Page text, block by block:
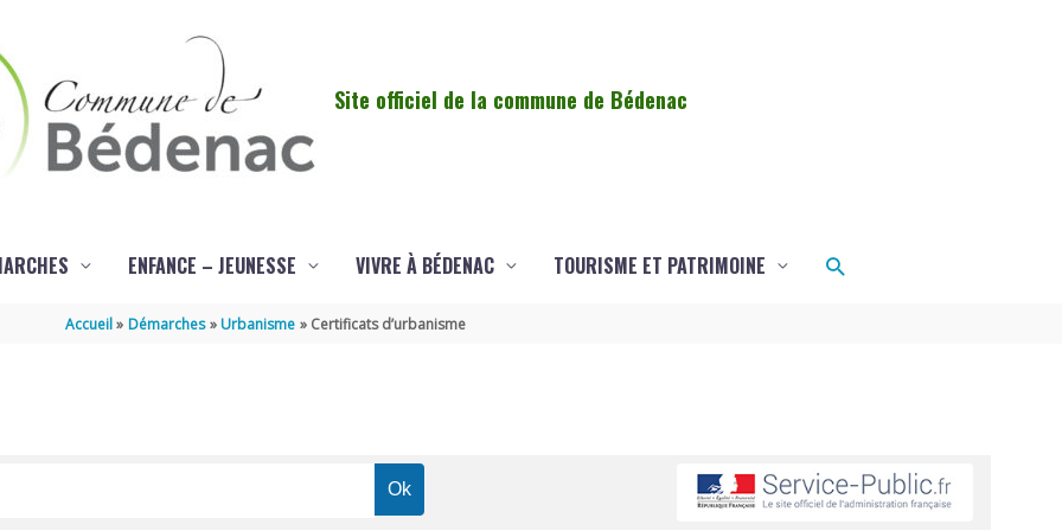
Site officiel de la commune de Bédenac
ENFANCE – JEUNESSE VIVRE À BÉDENAC TOURISME ET PATRIMOINE Rechercher
Accueil Démarches Urbanisme Certificats d’urbanisme